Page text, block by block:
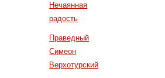
Нечаянная
радость
Праведный
Симеон
Верхотурский